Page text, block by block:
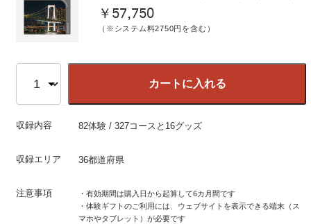
￥57,750
（※システム料2750円を含む）
カートに入れる
収録内容 82体験 / 327コースと16グッズ
収録エリア 36都道府県
注意事項
・有効期間は購入日から起算して6カ月間です
・体験ギフトのご利用には、ウェブサイトを表示できる端末（ス
マホやタブレット）が必要です